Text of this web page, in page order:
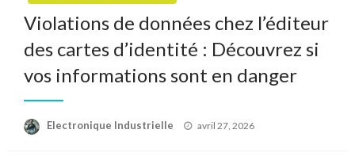
Violations de données chez l’éditeur
des cartes d’identité : Découvrez si
vos informations sont en danger
Electronique Industrielle
Posted
avril 27, 2026